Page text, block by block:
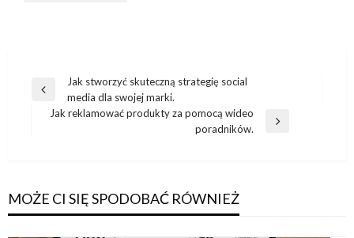
Nawigacja
wpisu
Poprzedni
Jak stworzyć skuteczną strategię social
media dla swojej marki.
Jak reklamować produkty za pomocą wideo
poradników.
MOŻE CI SIĘ SPODOBAĆ RÓWNIEŻ